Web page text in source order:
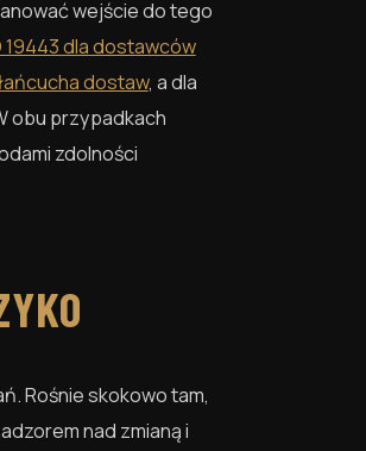
wejście do tego
19443 dla dostawców
dostaw, a dla
obu przypadkach
zdolności
Rośnie skokowo tam,
nad zmianą i